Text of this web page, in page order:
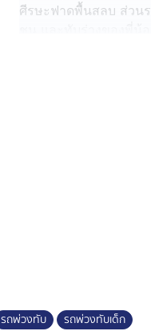
ศีรษะฟาดพื้นสลบ ส่วน
เรียนรู้อาเซียน ไทย-เ
รถพ่วงทับ รถพ่วงทับเด็ก